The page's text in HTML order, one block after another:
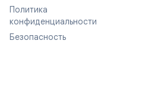
Политика
конфиденциальности
Безопасность